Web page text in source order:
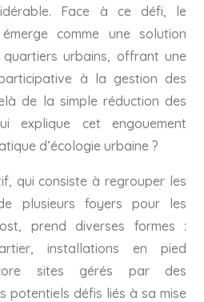
Face à ce défi, le
comme une solution
urbains, offrant une
à la gestion des
de la simple réduction des
explique cet engouement
d’écologie urbaine ?
qui consiste à regrouper les
plusieurs foyers pour les
prend diverses formes :
installations en pied
sites gérés par des
potentiels défis liés à sa mise